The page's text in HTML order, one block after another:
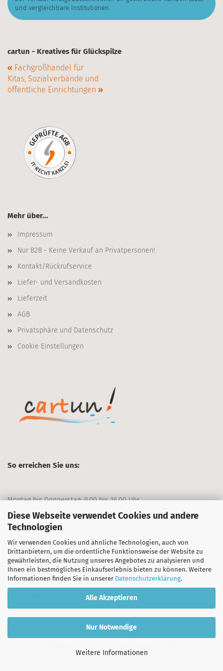
Diese Webseite verwendet Cookies und andere
Technologien
Wir verwenden Cookies und ähnliche Technologien, auch von
Drittanbietern, um die ordentliche Funktionsweise der Website zu
gewährleisten, die Nutzung unseres Angebotes zu analysieren und
Ihnen ein bestmögliches Einkaufserlebnis bieten zu können. Weitere
Informationen finden Sie in unserer Datenschutzerklärung.
Alle Akzeptieren
Nur Notwendige
Weitere Informationen
und vergleichbare Institutionen.
cartun - Kreatives für Glückspilze
« Fachgroßhandel für
Kitas, Sozialverbände und
öffentliche Einrichtungen »
Mehr über...
Impressum
Nur B2B - Keine Verkauf an Privatpersonen!
Kontakt/Rückrufservice
Liefer- und Versandkosten
Lieferzeit
AGB
Privatsphäre und Datenschutz
Cookie Einstellungen
So erreichen Sie uns:
Montag bis Donnerstag: 9.00 bis 16.00 Uhr
Freitag: 9.00 bis 13.00 Uhr
+49 911/70403-0
Unternehmensseite: